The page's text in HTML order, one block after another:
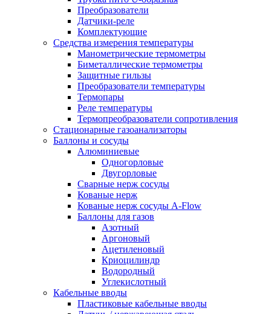
Преобразователи
Датчики-реле
Комплектующие
Средства измерения температуры
Манометрические термометры
Биметаллические термометры
Защитные гильзы
Преобразователи температуры
Термопары
Реле температуры
Термопреобразователи сопротивления
Стационарные газоанализаторы
Баллоны и сосуды
Алюминиевые
Одногорловые
Двугорловые
Сварные нерж сосуды
Кованые нерж
Кованые нерж сосуды A-Flow
Баллоны для газов
Азотный
Аргоновый
Ацетиленовый
Криоцилиндр
Водородный
Углекислотный
Кабельные вводы
Пластиковые кабельные вводы